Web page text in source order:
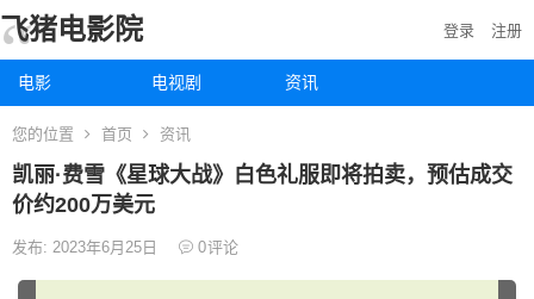
飞猪电影院
电影 电视剧 资讯
登录 注册
您的位置 首页 资讯
凯丽·费雪《星球大战》白色礼服即将拍卖，预估成交
价约200万美元
发布: 2023年6月25日 0评论